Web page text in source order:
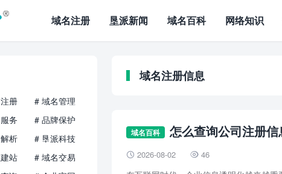
域名注册 垦派新闻 域名百科 网络知识
域名注册信息
域名百科 怎么查询公司注册
 2026-08-02  46
册
# 域名管理
务
# 品牌保护
析
# 垦派科技
站
# 域名交易